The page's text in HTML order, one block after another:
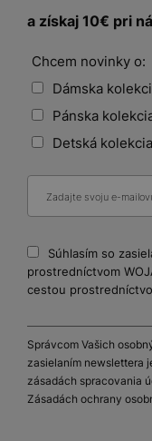
a získaj 10€ pri
Chcem novinky o:
Dámska
Pánska
Detská kolekcia
Súhlasím so
prostredníctvom
cestou
Správcom Vašich
zasielaním newslettera
zásadách spracovania
Zásadách ochrany